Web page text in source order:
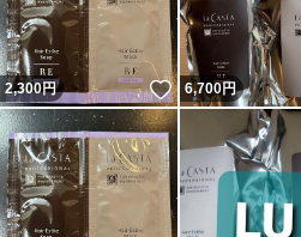
2,300円 いいね！
6,700円